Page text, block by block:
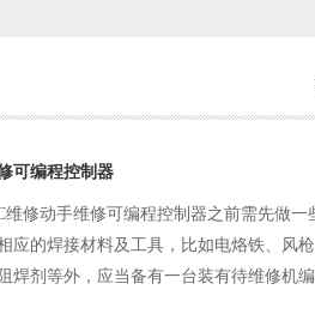
可编程控制器
维修动手维修可编程控制器之前需先做一
应的焊接材料及工具，比如电烙铁、风
焊剂等外，应当备有一台装有待维修机
缆。这一是由于待修机常常是从工作系统